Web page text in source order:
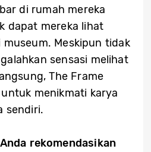
di rumah mereka
dapat mereka lihat
Meskipun tidak
sensasi melihat
The Frame
menikmati karya
sendiri.
rekomendasikan